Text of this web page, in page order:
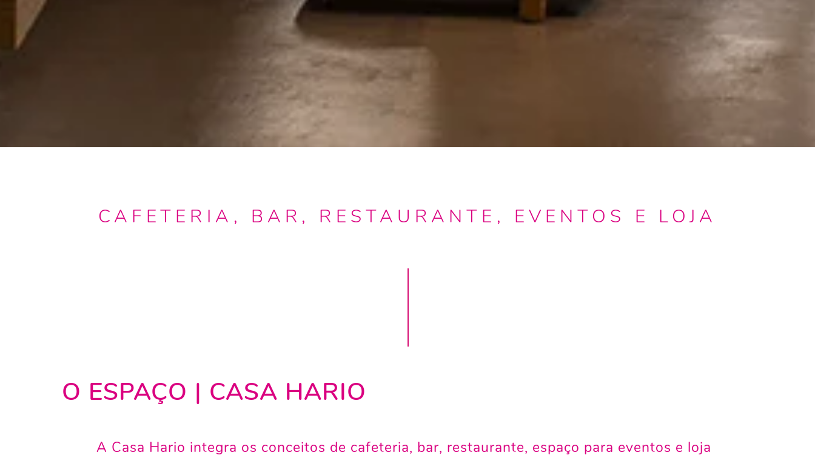
CAFETERIA, BAR, RESTAURANTE, EVENTOS E LOJA
O ESPAÇO | CASA HARIO
A Casa Hario integra os conceitos de cafeteria, bar, restaurante, espaço para eventos e loja